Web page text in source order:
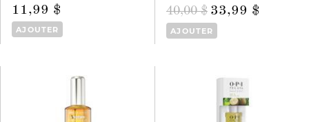
11,99 $
AJOUTER
40,00 $ 33,99 $
AJOUTER